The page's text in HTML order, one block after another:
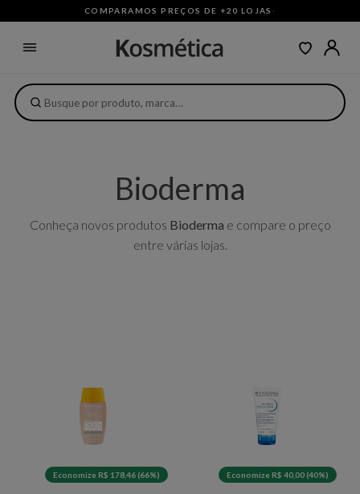
COMPARAMOS PREÇOS DE +20 LOJAS ·
Bioderma
Conheça novos produtos Bioderma e compare o preço
entre várias lojas.
Economize R$ 178,46 (66%) Economize R$ 40,00 (40%)